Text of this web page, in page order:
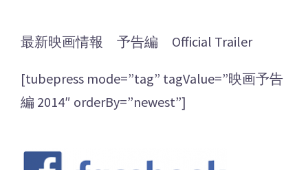
最新映画情報 予告編 Official Trailer
[tubepress mode=”tag” tagValue=”映画予告
編 2014″ orderBy=”newest”]